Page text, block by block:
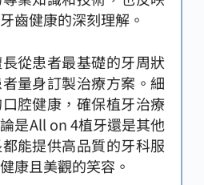
齒健康的深刻理解。
從患者最基礎的牙周狀
量身訂製治療方案。細
腔健康，確保植牙治療
是All on 4植牙還是其他
能提供高品質的牙科服
康且美觀的笑容。